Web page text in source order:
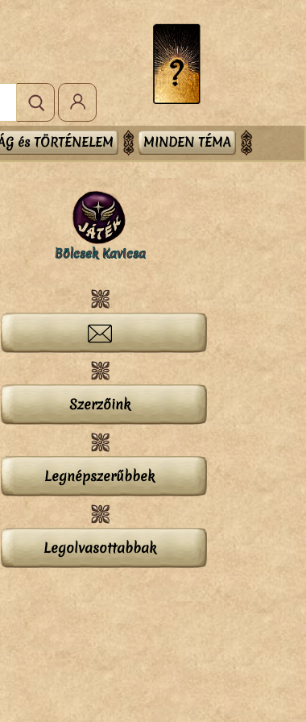
és TÖRTÉNELEM MINDEN TÉMA
Bölcsek Kavicsa
Szerzőink
Legnépszerűbbek
Legolvasottabbak